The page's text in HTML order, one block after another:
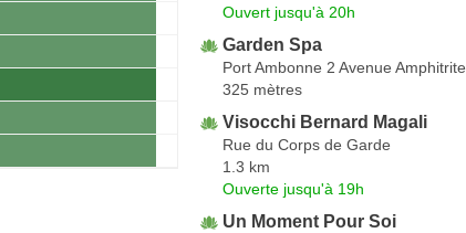
Ouvert jusqu'à 20h
Garden Spa
Port Ambonne 2 Avenue Amphitrite
325 mètres
Visocchi Bernard Magali
Rue du Corps de Garde
1.3 km
Ouverte jusqu'à 19h
Un Moment Pour Soi